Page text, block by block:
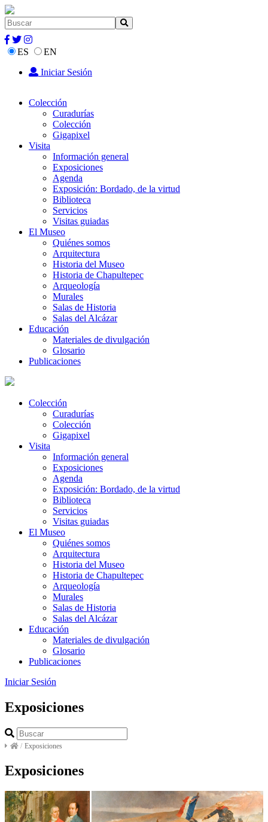
ES
EN
Iniciar Sesión
Colección
Curadurías
Colección
Gigapixel
Visita
Información general
Exposiciones
Agenda
Exposición: Bordado, de la virtud
Biblioteca
Servicios
Visitas guiadas
El Museo
Quiénes somos
Arquitectura
Historia del Museo
Historia de Chapultepec
Arqueología
Murales
Salas de Historia
Salas del Alcázar
Educación
Materiales de divulgación
Glosario
Publicaciones
Colección
Curadurías
Colección
Gigapixel
Visita
Información general
Exposiciones
Agenda
Exposición: Bordado, de la virtud
Biblioteca
Servicios
Visitas guiadas
El Museo
Quiénes somos
Arquitectura
Historia del Museo
Historia de Chapultepec
Arqueología
Murales
Salas de Historia
Salas del Alcázar
Educación
Materiales de divulgación
Glosario
Publicaciones
Iniciar Sesión
Exposiciones
/ Exposiciones
Exposiciones